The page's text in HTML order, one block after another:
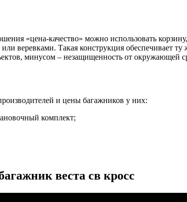
«цена-качество» можно использовать
веревками. Такая конструкция обеспечивает
минусом – незащищенность от окружающей
и цены багажников у них:
комплект;
веста св кросс